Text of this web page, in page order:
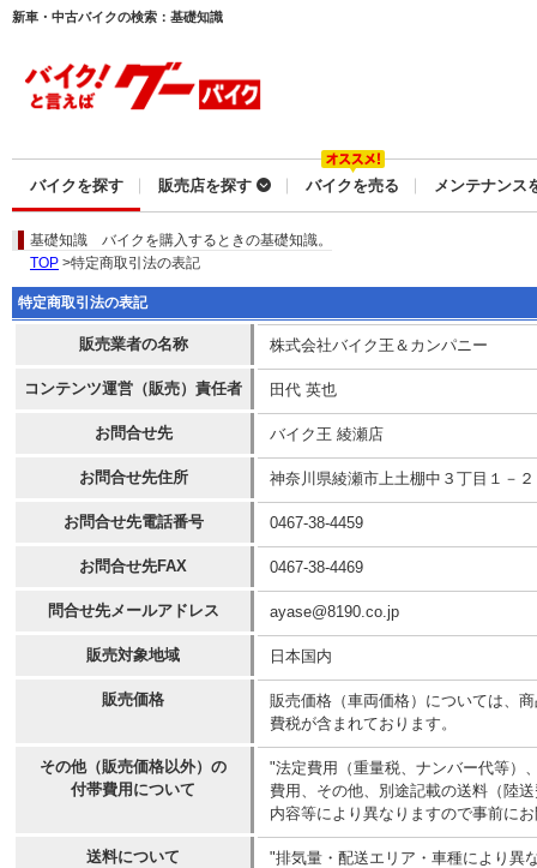
新車・中古バイクの検索：基礎知識
バイクを探す 販売店を探す バイクを売る メンテナンス
基礎知識 バイクを購入するときの基礎知識。
TOP >特定商取引法の表記
特定商取引法の表記
販売業者の名称 株式会社バイク王＆カンパニー
コンテンツ運営（販売）責任者 田代 英也
お問合せ先 バイク王 綾瀬店
お問合せ先住所 神奈川県綾瀬市上土棚中３丁目１－２
お問合せ先電話番号 0467-38-4459
お問合せ先FAX 0467-38-4469
問合せ先メールアドレス ayase@8190.co.jp
販売対象地域 日本国内
販売価格
販売価格（車両価格）については、
費税が含まれております。
その他（販売価格以外）の
付帯費用について
"法定費用（重量税、ナンバー代等）
費用、その他、別途記載の送料（陸
内容等により異なりますので事前に
送料について
"排気量・配送エリア・車種により異